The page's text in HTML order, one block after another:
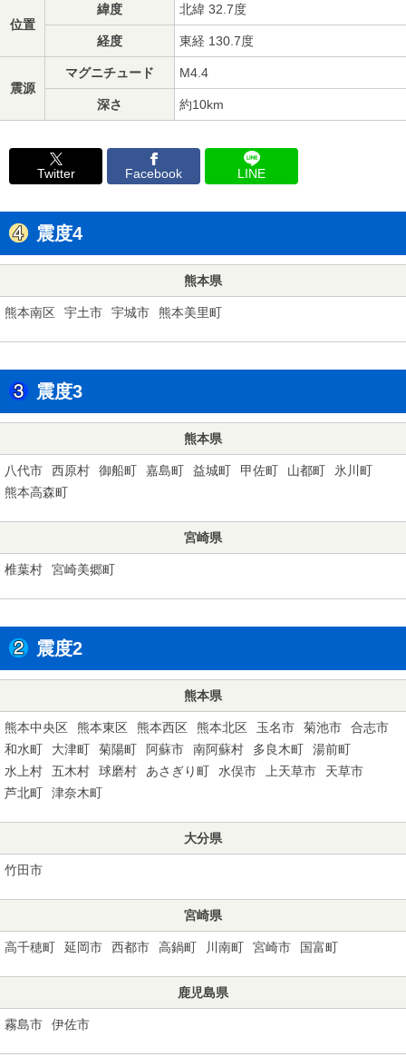
位置
緯度 北緯 32.7度
経度 東経 130.7度
震源
マグニチュード M4.4
深さ 約10km
Twitter Facebook LINE
震度4
熊本県
熊本南区 宇土市 宇城市 熊本美里町
震度3
熊本県
八代市 西原村 御船町 嘉島町 益城町 甲佐町 山都町
氷川町
熊本高森町
宮崎県
椎葉村 宮崎美郷町
震度2
熊本県
熊本中央区 熊本東区 熊本西区 熊本北区 玉名市 菊池市
合志市
和水町
大津町 菊陽町 阿蘇市 南阿蘇村 多良木町
湯前町
水上村
五木村 球磨村 あさぎり町 水俣市 上天草市
天草市
芦北町
津奈木町
大分県
竹田市
宮崎県
高千穂町 延岡市 西都市 高鍋町 川南町 宮崎市 国富町
鹿児島県
霧島市 伊佐市